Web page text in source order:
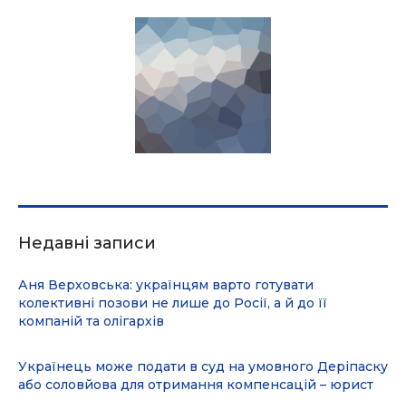
Недавні записи
Аня Верховська: українцям варто готувати
колективні позови не лише до Росії, а й до її
компаній та олігархів
Українець може подати в суд на умовного Деріпаску
або соловйова для отримання компенсацій – юрист